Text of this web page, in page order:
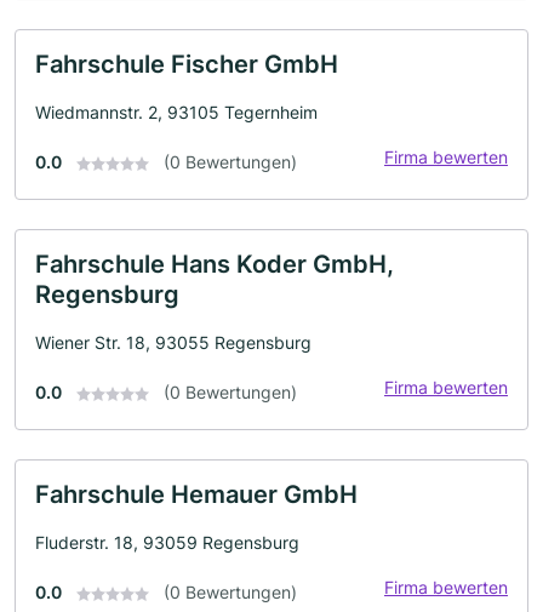
Fahrschule Fischer GmbH
Wiedmannstr. 2, 93105 Tegernheim
0.0 (0 Bewertungen) Firma bewerten
Fahrschule Hans Koder GmbH,
Regensburg
Wiener Str. 18, 93055 Regensburg
0.0 (0 Bewertungen) Firma bewerten
Fahrschule Hemauer GmbH
Fluderstr. 18, 93059 Regensburg
0.0 (0 Bewertungen) Firma bewerten